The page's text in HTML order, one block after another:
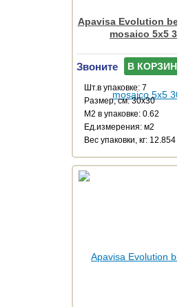
Apavisa Evolution
mosaico 5x5
Звоните В КОРЗИНУ
Шт.в упаковке: 7
Размер, см: 30x30
М2 в упаковке: 0.62
Ед.измерения: м2
Веc упаковки, кг: 12.854